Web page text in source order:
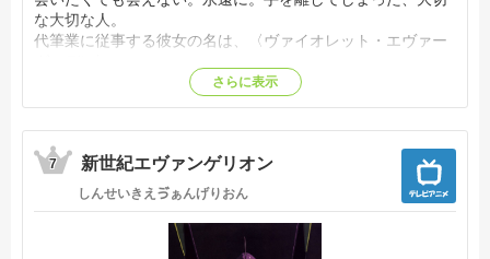
な大切な人。
代筆業に従事する彼女の名は、〈ヴァイオレット・エヴァー
幼い頃から兵士として戦い、心を育む機会が与えられなかっ
理解できなかった。
──心から、愛してる。
新しい技術の開発によって生活は変わり、人々は前を向いて
進んでいこうとしていた。
さらに表示
7 新世紀エヴァンゲリオン
しんせいきえゔぁんげりおん